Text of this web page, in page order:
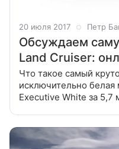
20 июля 2017 Петр
Обсуждаем
Land Cruiser:
Что такое самый
исключительно
Executive White за 5,7